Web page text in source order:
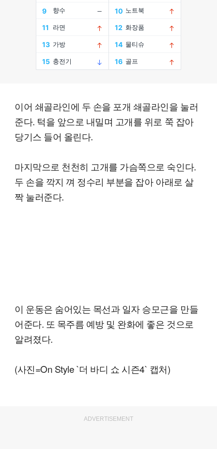
이어 쇄골라인에 두 손을 포개 쇄골라인을 눌러
준다. 턱을 앞으로 내밀며 고개를 위로 쭉 잡아
당기스 들어 올린다.
마지막으로 천천히 고개를 가슴쪽으로 숙인다.
두 손을 깍지 껴 정수리 부분을 잡아 아래로 살
짝 눌러준다.
이 운동은 숨어있는 목선과 일자 승모근을 만들
어준다. 또 목주름 예방 및 완화에 좋은 것으로
알려졌다.
(사진=On Style `더 바디 쇼 시즌4` 캡처)
ADVERTISEMENT